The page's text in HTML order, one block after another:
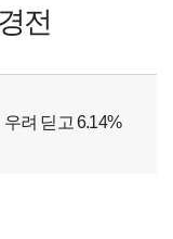
전
려 딛고 6.14%